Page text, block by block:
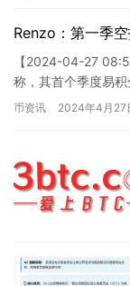
Renzo：第一季
【2024-04-27
称，其首个季度易
动，即在币安上线
币资讯 2024年4月27